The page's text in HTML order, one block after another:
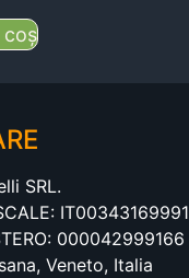
coș
SRL.
IT00343169991
000042999166
Veneto, Italia